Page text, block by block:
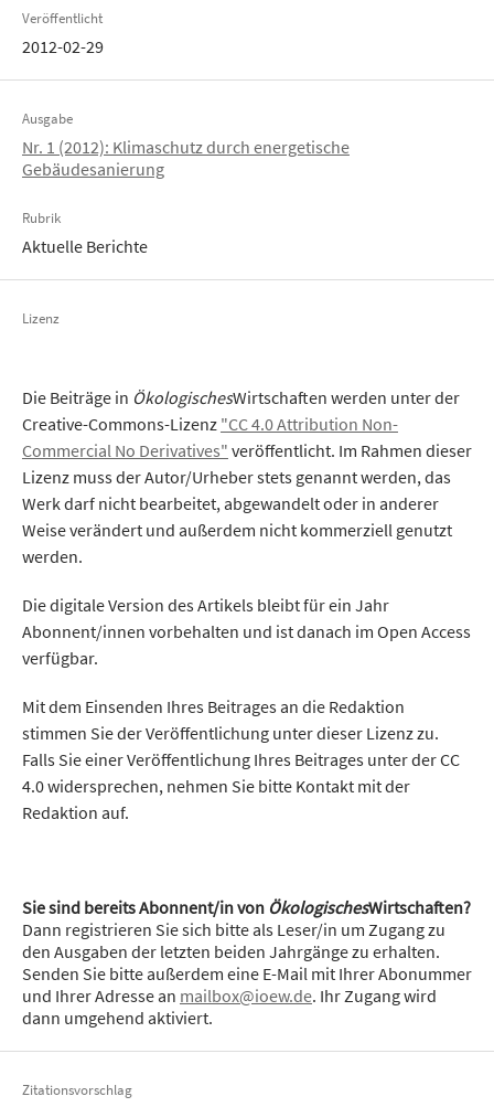
Veröffentlicht
2012-02-29
Ausgabe
Nr. 1 (2012): Klimaschutz durch energetische
Gebäudesanierung
Rubrik
Aktuelle Berichte
Lizenz
Die Beiträge in ÖkologischesWirtschaften werden unter der
Creative-Commons-Lizenz "CC 4.0 Attribution Non-
Commercial No Derivatives" veröffentlicht. Im Rahmen dieser
Lizenz muss der Autor/Urheber stets genannt werden, das
Werk darf nicht bearbeitet, abgewandelt oder in anderer
Weise verändert und außerdem nicht kommerziell genutzt
werden.
Die digitale Version des Artikels bleibt für ein Jahr
Abonnent/innen vorbehalten und ist danach im Open Access
verfügbar.
Mit dem Einsenden Ihres Beitrages an die Redaktion
stimmen Sie der Veröffentlichung unter dieser Lizenz zu.
Falls Sie einer Veröffentlichung Ihres Beitrages unter der CC
4.0 widersprechen, nehmen Sie bitte Kontakt mit der
Redaktion auf.
Sie sind bereits Abonnent/in von ÖkologischesWirtschaften?
Dann registrieren Sie sich bitte als Leser/in um Zugang zu
den Ausgaben der letzten beiden Jahrgänge zu erhalten.
Senden Sie bitte außerdem eine E-Mail mit Ihrer Abonummer
und Ihrer Adresse an mailbox@ioew.de. Ihr Zugang wird
dann umgehend aktiviert.
Zitationsvorschlag